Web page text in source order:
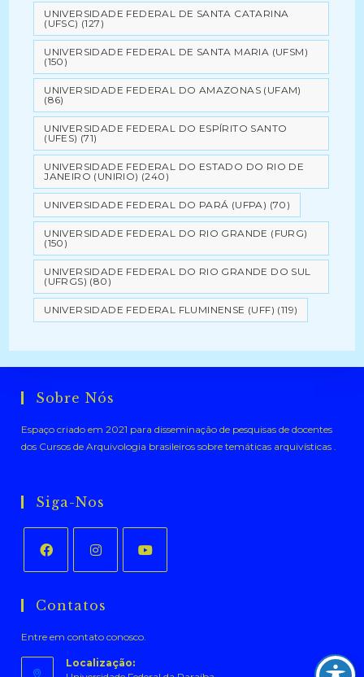
UNIVERSIDADE FEDERAL DE SANTA CATARINA
(UFSC) (127)
UNIVERSIDADE FEDERAL DE SANTA MARIA (UFSM)
(150)
UNIVERSIDADE FEDERAL DO AMAZONAS (UFAM)
(86)
UNIVERSIDADE FEDERAL DO ESPÍRITO SANTO
(UFES) (71)
UNIVERSIDADE FEDERAL DO ESTADO DO RIO DE
JANEIRO (UNIRIO) (240)
UNIVERSIDADE FEDERAL DO PARÁ (UFPA) (70)
UNIVERSIDADE FEDERAL DO RIO GRANDE (FURG)
(150)
UNIVERSIDADE FEDERAL DO RIO GRANDE DO SUL
(UFRGS) (80)
UNIVERSIDADE FEDERAL FLUMINENSE (UFF) (119)
Sobre Nós
Espaço criado em 2021 para disseminação de pesquisas de docentes
dos Cursos de Arquivologia brasileiros sobre temáticas arquivísticas .
Siga-Nos
em
nova
aba
em
nova
aba
nova
aba
Contatos
Entre em contato conosco.
Localização: